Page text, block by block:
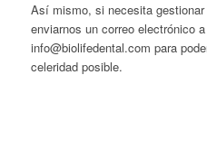
Así mismo, si necesita
enviarnos un correo electrónico
info@biolifedental.com para
celeridad posible.